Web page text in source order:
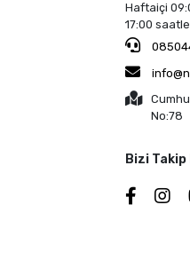
Haftaiçi
17:00
No:78
Bizi Takip